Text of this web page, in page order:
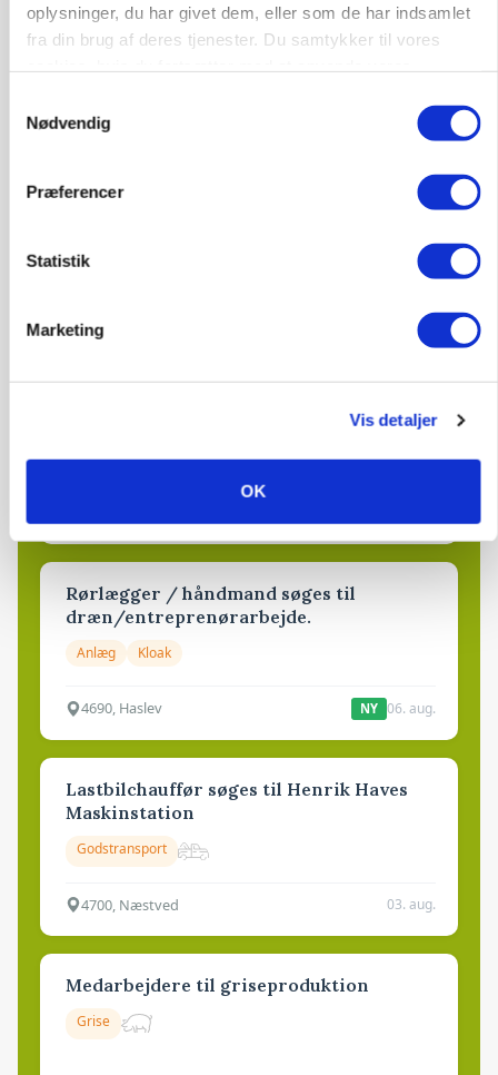
oplysninger, du har givet dem, eller som de har indsamlet
fra din brug af deres tjenester. Du samtykker til vores
Nødvendig
Præferencer
Statistik
Marketing
Vis detaljer
OK
Forserie til selvkørende skårlægger afprøves i år
Grise
Rørlægger / håndmand søges til
dræn/entreprenørarbejde.
Anlæg Kloak
4690, Haslev NY 06. aug.
Lastbilchauffør søges til Henrik Haves
Maskinstation
Godstransport
4700, Næstved 03. aug.
Medarbejdere til griseproduktion
Grise